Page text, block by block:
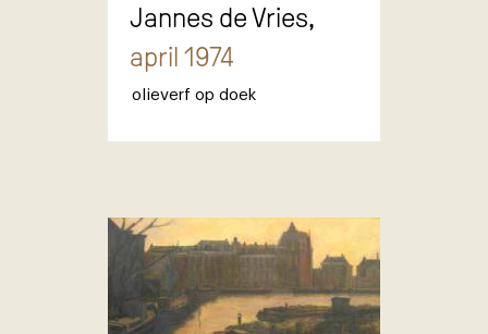
Jannes de Vries,
april 1974
olieverf op doek